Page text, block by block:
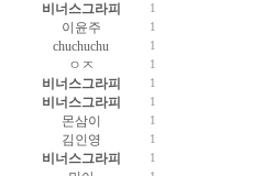
비너스그라피
1
이윤주
1
chuchuchu
1
ㅇㅈ
1
비너스그라피
1
비너스그라피
1
몬삼이
1
김인영
1
비너스그라피
1